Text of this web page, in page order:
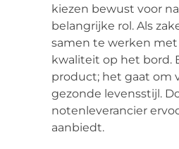
kiezen bewust voor
belangrijke rol. Als
samen te werken
kwaliteit op het bord.
product; het gaat om
gezonde levensstijl.
notenleverancier
aanbiedt.